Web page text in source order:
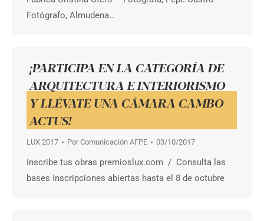
Fotógrafo, Almudena…
¡PARTICIPA EN LA CATEGORÍA DE
ARQUITECTURA E INTERIORISMO
Y LLÉVATE UNA CÁMARA CAMBO
ACTUS!
LUX 2017 PorComunicación AFPE 03/10/2017
Inscribe tus obras premioslux.com / Consulta las
bases Inscripciones abiertas hasta el 8 de octubre